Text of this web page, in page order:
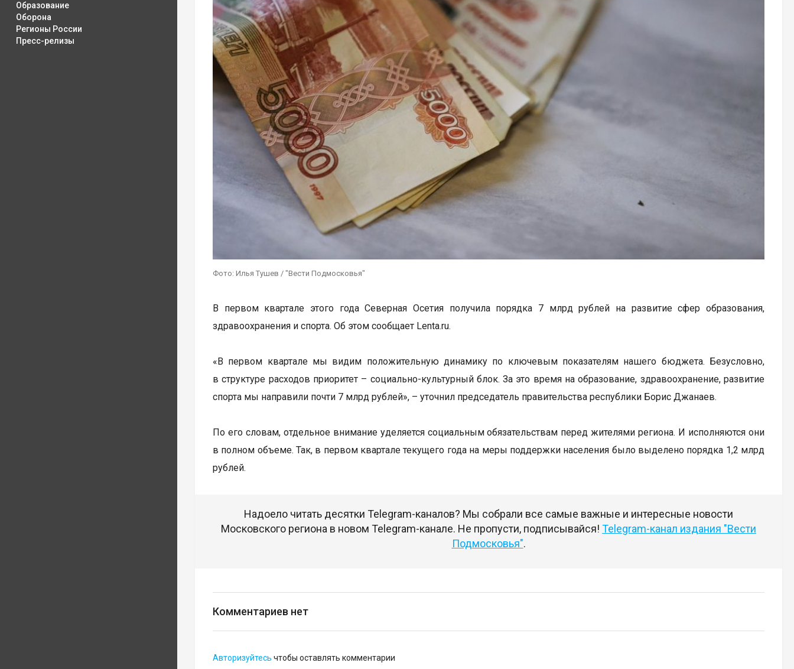
Образование
Оборона
Регионы России
Пресс-релизы
Фото: Илья Тушев / "Вести Подмосковья"
В первом квартале этого года Северная Осетия получила порядка 7 млрд рублей на развитие сфер образования,
здравоохранения и спорта. Об этом сообщает Lenta.ru.
«В первом квартале мы видим положительную динамику по ключевым показателям нашего бюджета. Безусловно,
в структуре расходов приоритет – социально-культурный блок. За это время на образование, здравоохранение, развитие
спорта мы направили почти 7 млрд рублей», – уточнил председатель правительства республики Борис Джанаев.
По его словам, отдельное внимание уделяется социальным обязательствам перед жителями региона. И исполняются они
в полном объеме. Так, в первом квартале текущего года на меры поддержки населения было выделено порядка 1,2 млрд
рублей.
Надоело читать десятки Telegram-каналов? Мы собрали все самые важные и интересные новости
Московского региона в новом Telegram-канале. Не пропусти, подписывайся! Telegram-канал издания "Вести
Подмосковья".
Комментариев нет
Авторизуйтесь чтобы оставлять комментарии